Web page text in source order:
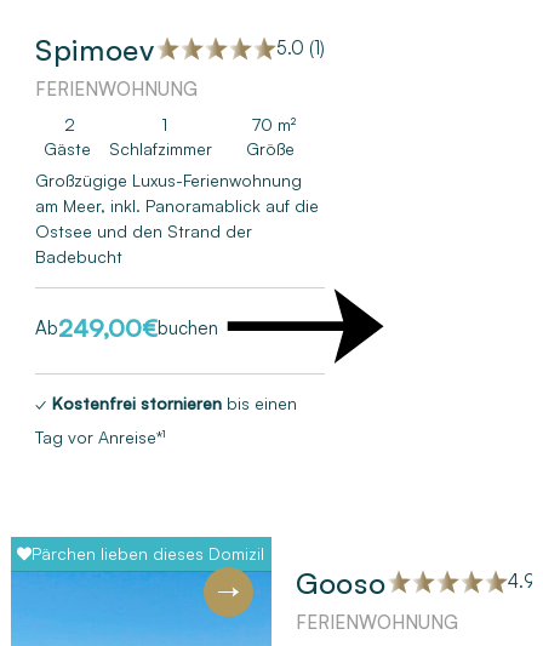
Spimoev
5.0 (1)
FERIENWOHNUNG
2
Gäste
1
Schlafzimmer
70 m²
Größe
Großzügige Luxus-Ferienwohnung
am Meer, inkl. Panoramablick auf die
Ostsee und den Strand der
Badebucht
Ab249,00€buchen
✓ Kostenfrei stornierenbis einen
Tag vor Anreise*¹
Pärchen lieben dieses Domizil
Gooso
4.9
FERIENWOHNUNG